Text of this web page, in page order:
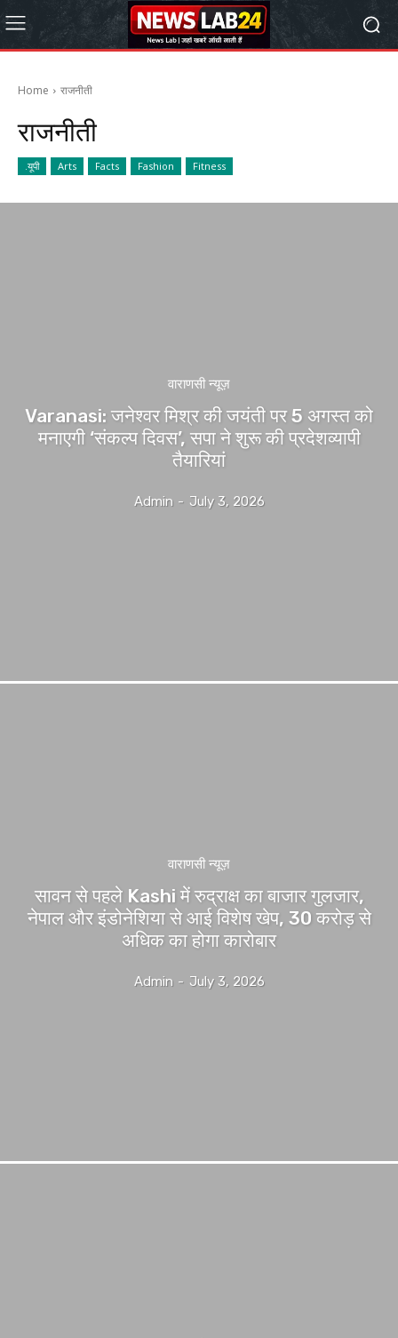
Home राजनीती
राजनीती
.यूपी Arts Facts Fashion Fitness
वाराणसी न्यूज़
Varanasi: जनेश्वर मिश्र की जयंती पर 5 अगस्त को
मनाएगी ‘संकल्प दिवस’, सपा ने शुरू की प्रदेशव्यापी
तैयारियां
Admin - July 3, 2026
वाराणसी न्यूज़
सावन से पहले Kashi में रुद्राक्ष का बाजार गुलजार,
नेपाल और इंडोनेशिया से आई विशेष खेप, 30 करोड़ से
अधिक का होगा कारोबार
Admin - July 3, 2026